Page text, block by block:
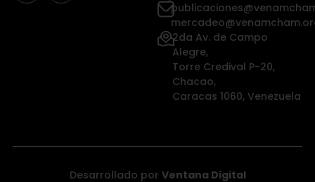
2da Av. de Campo
Alegre,
Torre Credival P-20,
Chacao,
Caracas 1060, Venezuela
Desarrollado por Ventana Digital